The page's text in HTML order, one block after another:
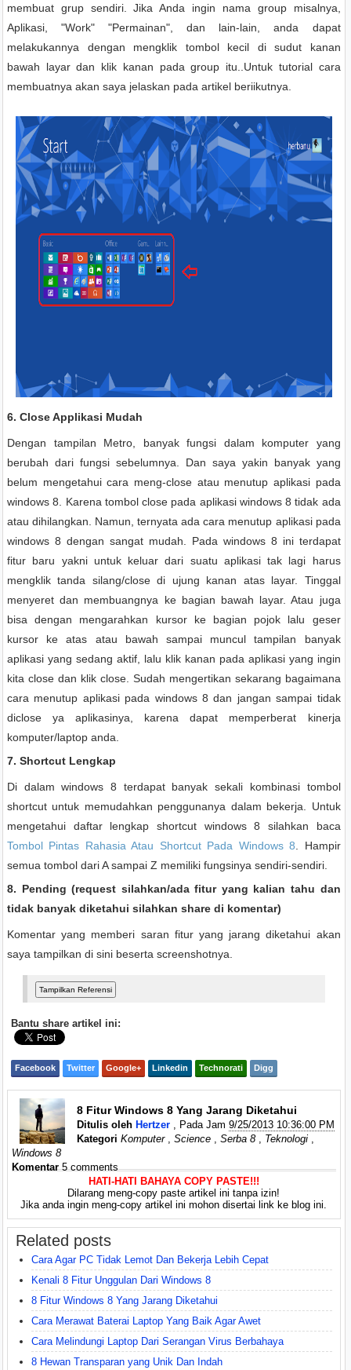
membuat grup sendiri. Jika Anda ingin nama group misalnya,
Aplikasi, "Work" "Permainan", dan lain-lain, anda dapat
melakukannya dengan mengklik tombol kecil di sudut kanan
bawah layar dan klik kanan pada group itu..Untuk tutorial cara
membuatnya akan saya jelaskan pada artikel beriikutnya.
6. Close Applikasi Mudah
Dengan tampilan Metro, banyak fungsi dalam komputer yang
berubah dari fungsi sebelumnya. Dan saya yakin banyak yang
belum mengetahui cara meng-close atau menutup aplikasi pada
windows 8. Karena tombol close pada aplikasi windows 8 tidak ada
atau dihilangkan. Namun, ternyata ada cara menutup aplikasi pada
windows 8 dengan sangat mudah. Pada windows 8 ini terdapat
fitur baru yakni untuk keluar dari suatu aplikasi tak lagi harus
mengklik tanda silang/close di ujung kanan atas layar. Tinggal
menyeret dan membuangnya ke bagian bawah layar. Atau juga
bisa dengan mengarahkan kursor ke bagian pojok lalu geser
kursor ke atas atau bawah sampai muncul tampilan banyak
aplikasi yang sedang aktif, lalu klik kanan pada aplikasi yang ingin
kita close dan klik close. Sudah mengertikan sekarang bagaimana
cara menutup aplikasi pada windows 8 dan jangan sampai tidak
diclose ya aplikasinya, karena dapat memperberat kinerja
komputer/laptop anda.
7. Shortcut Lengkap
Di dalam windows 8 terdapat banyak sekali kombinasi tombol
shortcut untuk memudahkan penggunanya dalam bekerja. Untuk
mengetahui daftar lengkap shortcut windows 8 silahkan baca
Tombol Pintas Rahasia Atau Shortcut Pada Windows 8 . Hampir
semua tombol dari A sampai Z memiliki fungsinya sendiri-sendiri.
8. Pending (request silahkan/ada fitur yang kalian tahu dan
tidak banyak diketahui silahkan share di komentar)
Komentar yang memberi saran fitur yang jarang diketahui akan
saya tampilkan di sini beserta screenshotnya.
Bantu share artikel ini:
Facebook Twitter Google+ Linkedin Technorati Digg
8 Fitur Windows 8 Yang Jarang Diketahui
Ditulis oleh Hertzer, Pada Jam 9/25/2013 10:36:00 PM
Kategori Komputer, Science, Serba 8, Teknologi,
Windows 8
Komentar5 comments
HATI-HATI BAHAYA COPY PASTE!!!
Dilarang meng-copy paste artikel ini tanpa izin!
Jika anda ingin meng-copy artikel ini mohon disertai link ke blog ini.
Related posts
Cara Agar PC Tidak Lemot Dan Bekerja Lebih Cepat
Kenali 8 Fitur Unggulan Dari Windows 8
8 Fitur Windows 8 Yang Jarang Diketahui
Cara Merawat Baterai Laptop Yang Baik Agar Awet
Cara Melindungi Laptop Dari Serangan Virus Berbahaya
8 Hewan Transparan yang Unik Dan Indah